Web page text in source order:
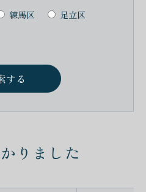
練馬区
足立区
りました